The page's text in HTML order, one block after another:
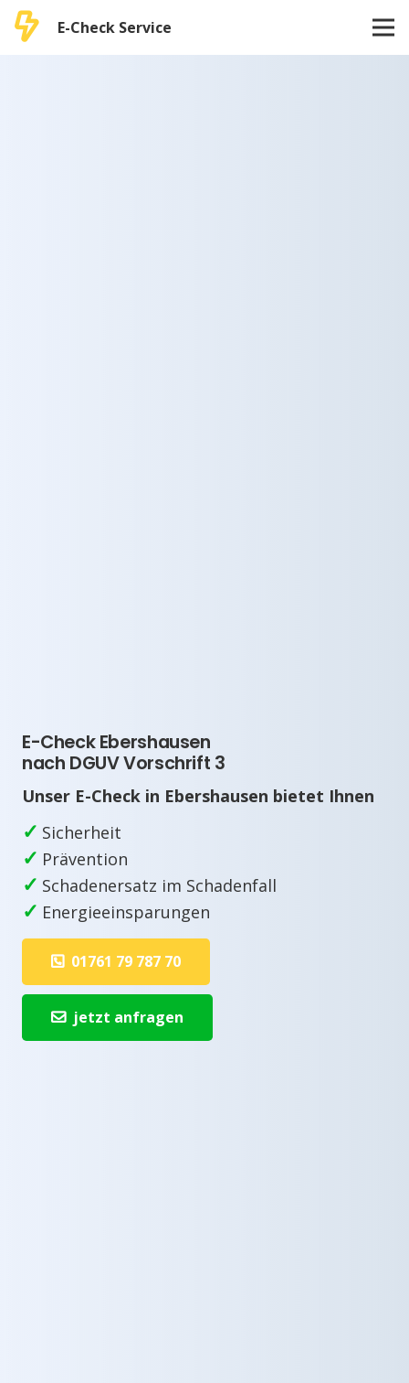
E-Check Service
E-Check Ebershausen
nach DGUV Vorschrift 3
Unser E-Check in Ebershausen bietet Ihnen
✓ Sicherheit
✓ Prävention
✓ Schadenersatz im Schadenfall
✓ Energieeinsparungen
01761 79 787 70
jetzt anfragen